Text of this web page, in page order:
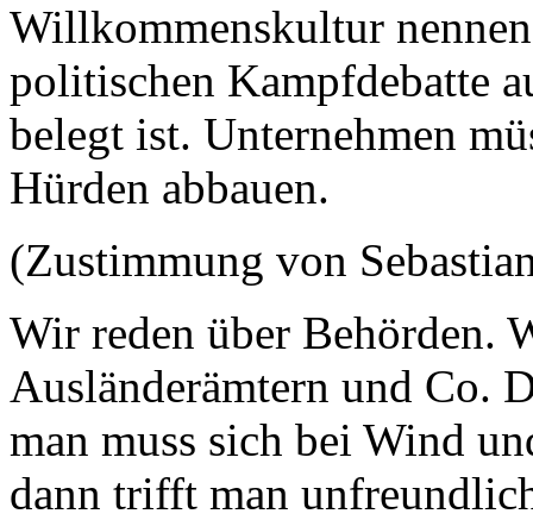
Willkommenskultur
politischen Kampfdebatte
belegt ist. Unternehmen
Hürden abbauen.
(Zustimmung von
Wir reden über Behörden.
Ausländerämtern und Co.
man muss sich bei Wind
dann trifft man